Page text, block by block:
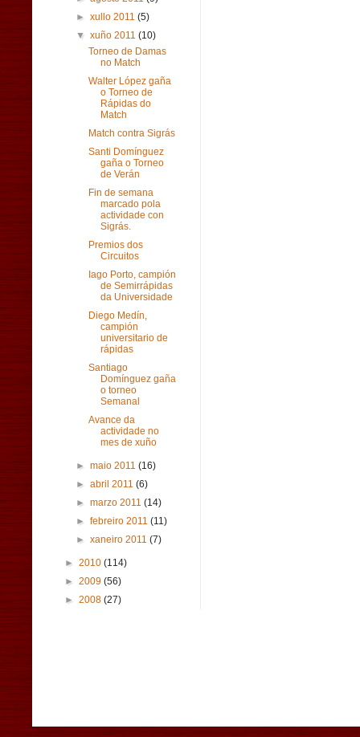
►xullo 2011(5)
▼xuño 2011(10)
Torneo de Damas
no Match
Walter López gaña
o Torneo de
Rápidas do
Match
Match contra Sigrás
Santi Domínguez
gaña o Torneo
de Verán
Fin de semana
marcado pola
actividade con
Sigrás.
Premios dos
Circuitos
Iago Porto, campión
de Semirrápidas
da Universidade
Diego Medín,
campión
universitario de
rápidas
Santiago
Domínguez gaña
o torneo
Semanal
Avance da
actividade no
mes de xuño
►maio 2011(16)
►abril 2011(6)
►marzo 2011(14)
►febreiro 2011(11)
►xaneiro 2011(7)
► 2010 (114)
► 2009 (56)
► 2008 (27)